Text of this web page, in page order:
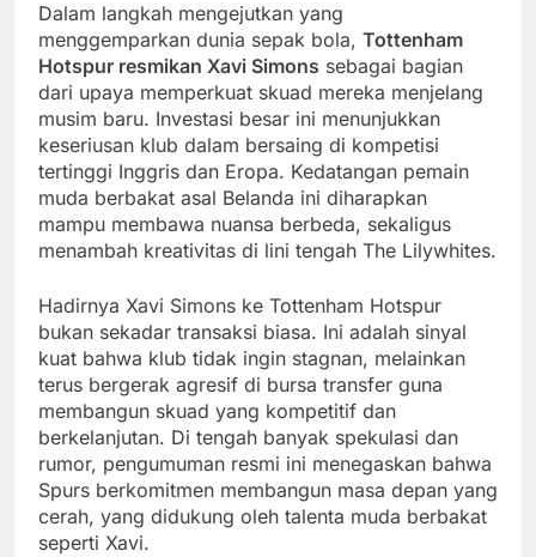
Dalam langkah mengejutkan yang
menggemparkan dunia sepak bola, Tottenham
Hotspur resmikan Xavi Simons sebagai bagian
dari upaya memperkuat skuad mereka menjelang
musim baru. Investasi besar ini menunjukkan
keseriusan klub dalam bersaing di kompetisi
tertinggi Inggris dan Eropa. Kedatangan pemain
muda berbakat asal Belanda ini diharapkan
mampu membawa nuansa berbeda, sekaligus
menambah kreativitas di lini tengah The Lilywhites.
Hadirnya Xavi Simons ke Tottenham Hotspur
bukan sekadar transaksi biasa. Ini adalah sinyal
kuat bahwa klub tidak ingin stagnan, melainkan
terus bergerak agresif di bursa transfer guna
membangun skuad yang kompetitif dan
berkelanjutan. Di tengah banyak spekulasi dan
rumor, pengumuman resmi ini menegaskan bahwa
Spurs berkomitmen membangun masa depan yang
cerah, yang didukung oleh talenta muda berbakat
seperti Xavi.